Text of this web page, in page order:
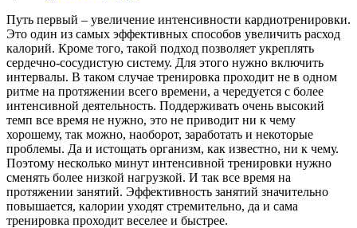
Путь первый – увеличение интенсивности кардиотренировки.
Это один из самых эффективных способов увеличить расход
калорий. Кроме того, такой подход позволяет укреплять
сердечно-сосудистую систему. Для этого нужно включить
интервалы. В таком случае тренировка проходит не в одном
ритме на протяжении всего времени, а чередуется с более
интенсивной деятельность. Поддерживать очень высокий
темп все время не нужно, это не приводит ни к чему
хорошему, так можно, наоборот, заработать и некоторые
проблемы. Да и истощать организм, как известно, ни к чему.
Поэтому несколько минут интенсивной тренировки нужно
сменять более низкой нагрузкой. И так все время на
протяжении занятий. Эффективность занятий значительно
повышается, калории уходят стремительно, да и сама
тренировка проходит веселее и быстрее.